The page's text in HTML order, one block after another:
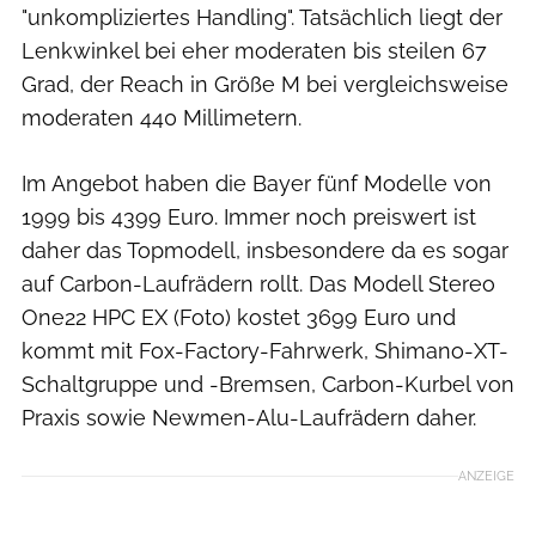
"unkompliziertes Handling". Tatsächlich liegt der
Lenkwinkel bei eher moderaten bis steilen 67
Grad, der Reach in Größe M bei vergleichsweise
moderaten 440 Millimetern.
Im Angebot haben die Bayer fünf Modelle von
1999 bis 4399 Euro. Immer noch preiswert ist
daher das Topmodell, insbesondere da es sogar
auf Carbon-Laufrädern rollt. Das Modell Stereo
One22 HPC EX (Foto) kostet 3699 Euro und
kommt mit Fox-Factory-Fahrwerk, Shimano-XT-
Schaltgruppe und -Bremsen, Carbon-Kurbel von
Praxis sowie Newmen-Alu-Laufrädern daher.
ANZEIGE